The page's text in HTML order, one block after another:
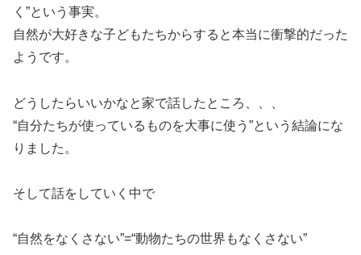
く”という事実。
自然が大好きな子どもたちからすると本当に衝撃的だった
ようです。
どうしたらいいかなと家で話したところ、、、
“自分たちが使っているものを大事に使う”という結論にな
りました。
そして話をしていく中で
“自然をなくさない”=“動物たちの世界もなくさない”